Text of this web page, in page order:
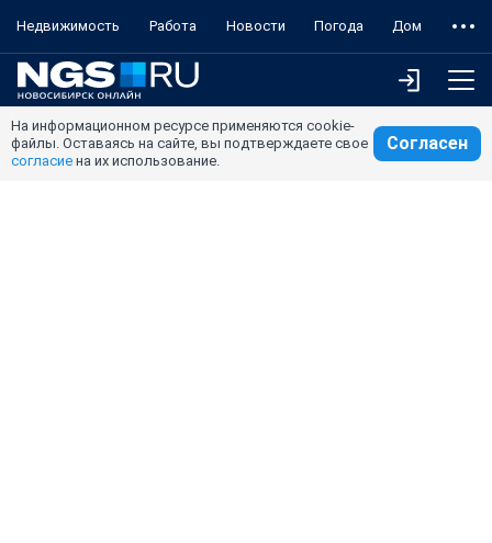
Недвижимость Работа Новости Погода Дом
На информационном ресурсе применяются cookie-
файлы. Оставаясь на сайте, вы подтверждаете свое
согласие на их использование.
Согласен